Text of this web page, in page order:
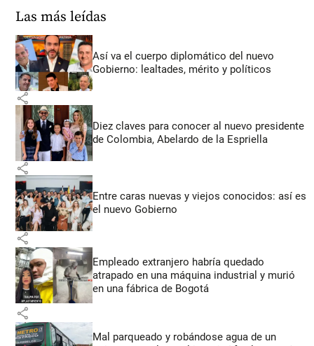
Las más leídas
Así va el cuerpo diplomático del nuevo
Gobierno: lealtades, mérito y políticos
share
Diez claves para conocer al nuevo presidente
de Colombia, Abelardo de la Espriella
share
Entre caras nuevas y viejos conocidos: así es
el nuevo Gobierno
share
Empleado extranjero habría quedado
atrapado en una máquina industrial y murió
en una fábrica de Bogotá
share
Mal parqueado y robándose agua de un